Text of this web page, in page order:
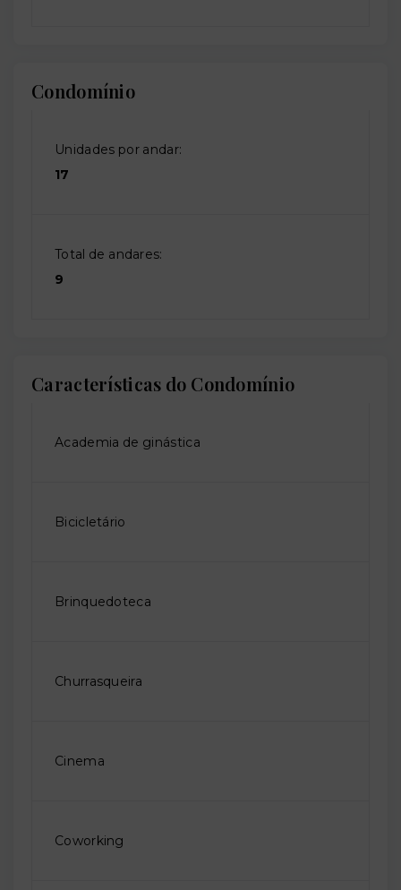
Condomínio
Unidades por andar:
17
Total de andares:
9
Características do Condomínio
Academia de ginástica
Bicicletário
Brinquedoteca
Churrasqueira
Cinema
Coworking